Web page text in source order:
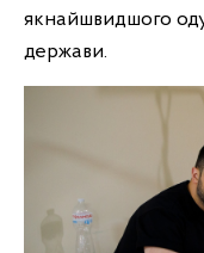
якнайшвидшого
держави.